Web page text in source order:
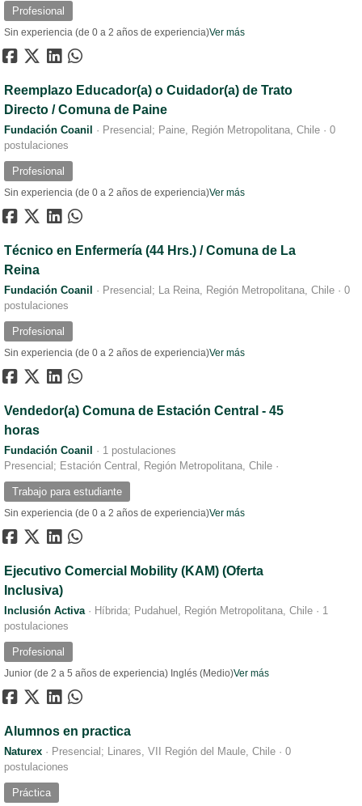
Profesional
Sin experiencia (de 0 a 2 años de experiencia)Ver más
Reemplazo Educador(a) o Cuidador(a) de Trato
Directo / Comuna de Paine
Fundación Coanil · Presencial; Paine, Región Metropolitana, Chile · 0
postulaciones
Profesional
Sin experiencia (de 0 a 2 años de experiencia)Ver más
Técnico en Enfermería (44 Hrs.) / Comuna de La
Reina
Fundación Coanil · Presencial; La Reina, Región Metropolitana, Chile · 0
postulaciones
Profesional
Sin experiencia (de 0 a 2 años de experiencia)Ver más
Vendedor(a) Comuna de Estación Central - 45
horas
Fundación Coanil
·
Presencial; Estación Central, Región Metropolitana, Chile ·
1 postulaciones
Trabajo para estudiante
Sin experiencia (de 0 a 2 años de experiencia)Ver más
Ejecutivo Comercial Mobility (KAM) (Oferta
Inclusiva)
Inclusión Activa · Híbrida; Pudahuel, Región Metropolitana, Chile · 1
postulaciones
Profesional
Junior (de 2 a 5 años de experiencia) Inglés (Medio)Ver más
Alumnos en practica
Naturex · Presencial; Linares, VII Región del Maule, Chile · 0
postulaciones
Práctica